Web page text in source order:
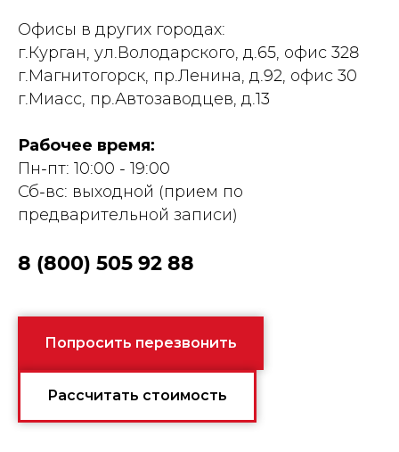
Офисы в других городах:
г.Курган, ул.Володарского, д.65, офис 328
г.Магнитогорск, пр.Ленина, д.92, офис 30
г.Миасс, пр.Автозаводцев, д.13
Рабочее время:
Пн-пт: 10:00 - 19:00
Сб-вс: выходной (прием по
предварительной записи)
8 (800) 505 92 88
Попросить перезвонить
Рассчитать стоимость